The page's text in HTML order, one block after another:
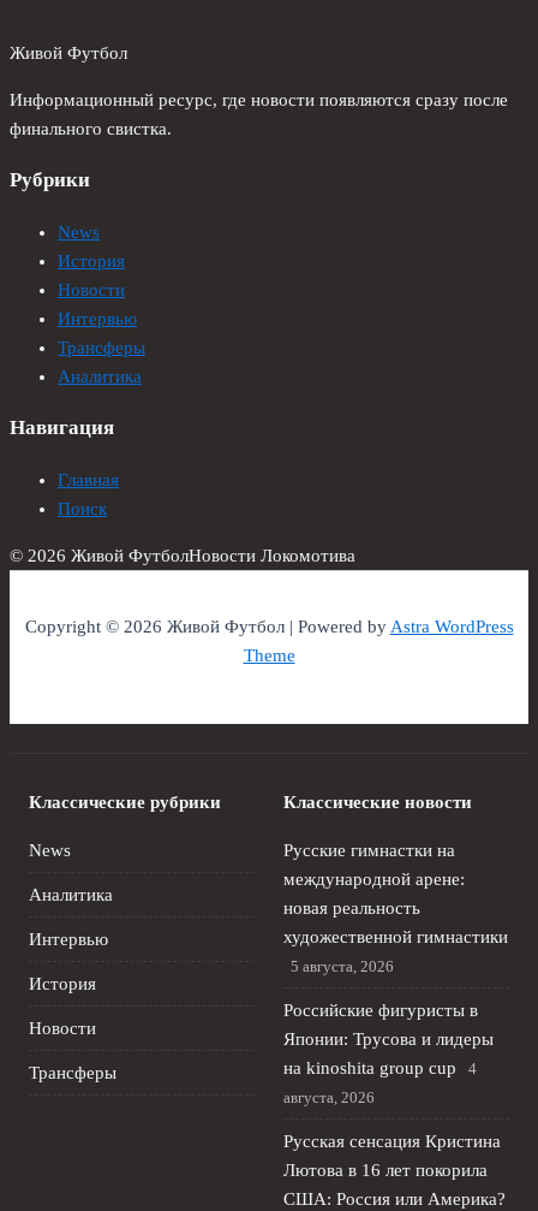
Живой Футбол
Информационный ресурс, где новости появляются сразу после
финального свистка.
Рубрики
News
История
Новости
Интервью
Трансферы
Аналитика
Навигация
Главная
Поиск
© 2026 Живой ФутболНовости Локомотива
Copyright © 2026 Живой Футбол | Powered byAstra WordPress
Theme
Классические рубрики
News
Аналитика
Интервью
История
Новости
Трансферы
Классические новости
Русские гимнастки на
международной арене:
новая реальность
художественной гимнастики
5 августа, 2026
Российские фигуристы в
Японии: Трусова и лидеры
на kinoshita group cup
4
августа, 2026
Русская сенсация Кристина
Лютова в 16 лет покорила
США: Россия или Америка?